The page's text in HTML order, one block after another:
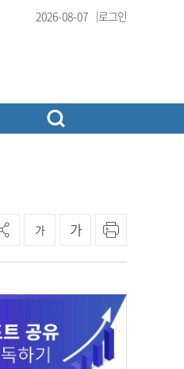
2026-08-07 로그인
가 가